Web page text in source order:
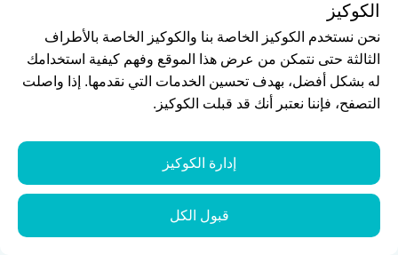
أسئلة شائعة عن أفضل
عيادات زراعة الأسنان
أسئلة شائعة عن أهم
أسباب ضعف الأسنان
أسئلة شائعة حول الحول
أسئلة شائعة عن مراحل
الكوكيز
نحن نستخدم الكوكيز الخاصة بنا والكوكيز الخاصة بالأطراف
الثالثة حتى نتمكن من عرض هذا الموقع وفهم كيفية استخدامك
له بشكل أفضل، بهدف تحسين الخدمات التي نقدمها. إذا واصلت
التصفح، فإننا نعتبر أنك قد قبلت الكوكيز.
إدارة الكوكيز
قبول الكل